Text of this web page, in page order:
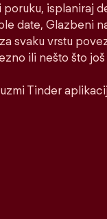
poruku, isplaniraj
date, Glazbeni
svaku vrstu
ili nešto što
Tinder